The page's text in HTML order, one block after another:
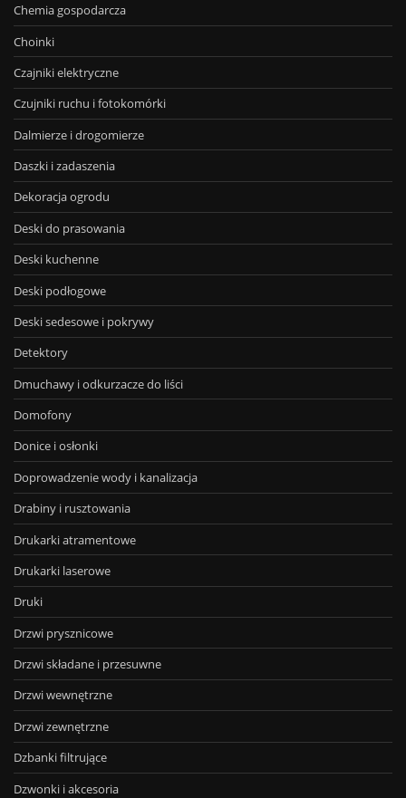
Chemia gospodarcza
Choinki
Czajniki elektryczne
Czujniki ruchu i fotokomórki
Dalmierze i drogomierze
Daszki i zadaszenia
Dekoracja ogrodu
Deski do prasowania
Deski kuchenne
Deski podłogowe
Deski sedesowe i pokrywy
Detektory
Dmuchawy i odkurzacze do liści
Domofony
Donice i osłonki
Doprowadzenie wody i kanalizacja
Drabiny i rusztowania
Drukarki atramentowe
Drukarki laserowe
Druki
Drzwi prysznicowe
Drzwi składane i przesuwne
Drzwi wewnętrzne
Drzwi zewnętrzne
Dzbanki filtrujące
Dzwonki i akcesoria